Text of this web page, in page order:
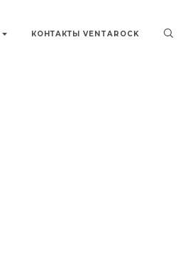
КОНТАКТЫ VENTAROCK